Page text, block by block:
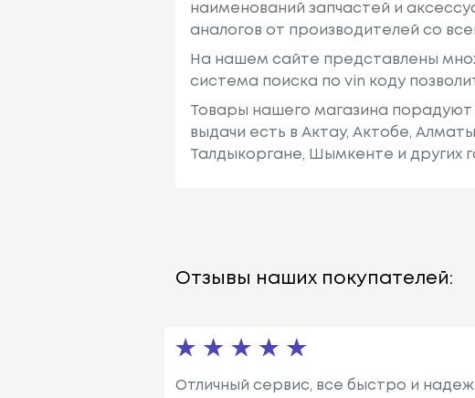
наименований запчастей и
аналогов от производителей со
На нашем сайте представлены
система поиска по vin коду
Товары нашего магазина
выдачи есть в Актау, Актобе,
Талдыкоргане, Шымкенте и других
Отзывы наших покупателей:
Отличный сервис, все быстро и